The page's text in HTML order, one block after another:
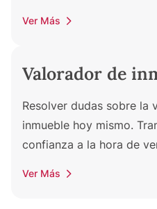
Ver Más
Valorador de
Resolver dudas sobre la
inmueble hoy mismo.
confianza a la hora de
Ver Más